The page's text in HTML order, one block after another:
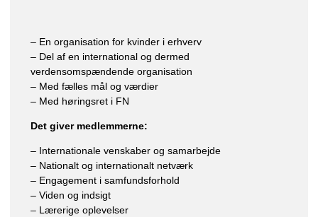
– En organisation for kvinder i erhverv
– Del af en international og dermed
verdensomspændende organisation
– Med fælles mål og værdier
– Med høringsret i FN
Det giver medlemmerne:
– Internationale venskaber og samarbejde
– Nationalt og internationalt netværk
– Engagement i samfundsforhold
– Viden og indsigt
– Lærerige oplevelser